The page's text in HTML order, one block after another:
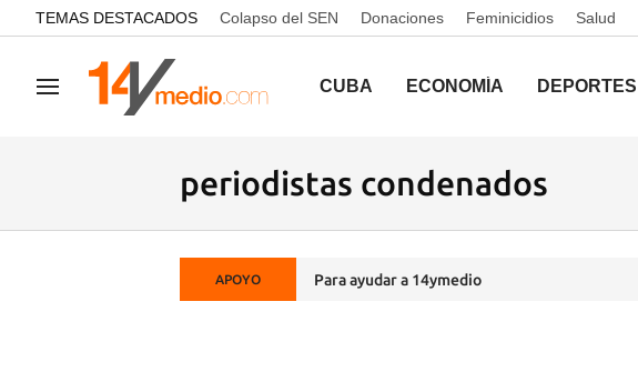
common.go-to-content
TEMAS DESTACADOS Colapso del SEN Donaciones Feminicidios Salud
Navegación CUBA ECONOMÍA DEPORTES
periodistas condenados
APOYO Para ayudar a 14ymedio